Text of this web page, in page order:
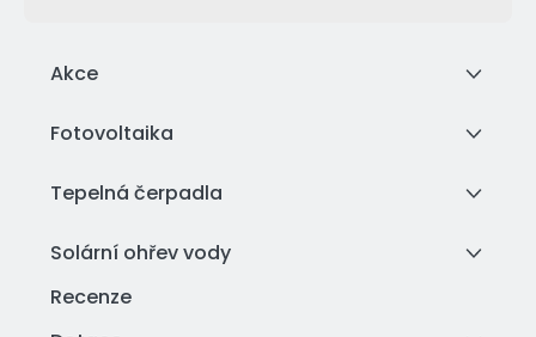
Akce
Fotovoltaika
Tepelná čerpadla
Solární ohřev vody
Recenze